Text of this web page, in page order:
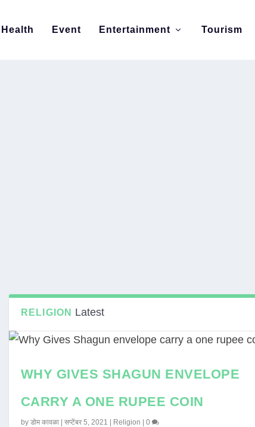
Health Event Entertainment Tourism
RELIGION Latest
WHY GIVES SHAGUN ENVELOPE
CARRY A ONE RUPEE COIN
by डोम कावळा| सप्टेंबर 5, 2021 Religion 0